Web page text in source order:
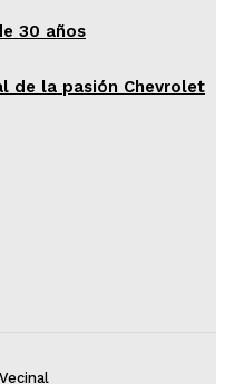
30 años
de la pasión Chevrolet